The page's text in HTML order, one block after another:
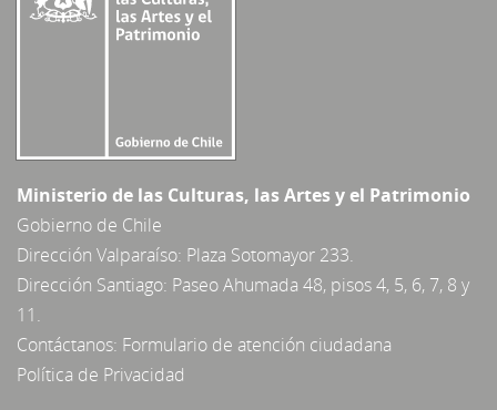
Ministerio de las Culturas, las Artes y el Patrimonio
Gobierno de Chile
Dirección Valparaíso: Plaza Sotomayor 233.
Dirección Santiago: Paseo Ahumada 48, pisos 4, 5, 6, 7, 8 y
11.
Contáctanos: Formulario de atención ciudadana
Política de Privacidad